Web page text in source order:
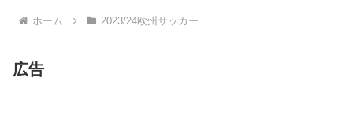
ホーム 2023/24欧州サッカー
広告